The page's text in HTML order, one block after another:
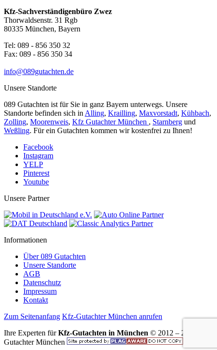
Kfz-Sachverständigenbüro Zwez
Thorwaldsenstr. 31 Rgb
80335 München, Bayern
Tel: 089 - 856 350 32
Fax: 089 - 856 350 34
info@089gutachten.de
Unsere Standorte
089 Gutachten ist für Sie in ganz Bayern unterwegs. Unsere
Standorte befinden sich in Alling, Krailling, Maxvorstadt, Kühbach,
Zolling, Moorenweis, Kfz Gutachter München , Starnberg und
Weßling. Für ein Gutachten kommen wir kostenfrei zu Ihnen!
Facebook
Instagram
YELP
Pinterest
Youtube
Unsere Partner
Informationen
Über 089 Gutachten
Unsere Standorte
AGB
Datenschutz
Impressum
Kontakt
Zum Seitenanfang Kfz-Gutachter München anrufen
Ihre Experten fürKfz-Gutachten in München © 2012 – 2026 Kfz
Gutachter München